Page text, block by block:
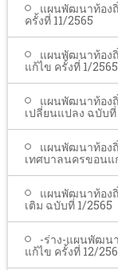
แผนพัฒนาท้อง
ครั้งที่ 11/2565
แผนพัฒนาท้อง
แก้ไข ครั้งที่ 1/2565
แผนพัฒนาท้อง
เปลี่ยนแปลง ฉบับที่
แผนพัฒนาท้องถิ่
เทศบาลนครขอนแ
แผนพัฒนาท้อง
เติม ฉบับที่ 1/2565
-ร่าง-แผนพัฒน
แก้ไข ครั้งที่ 12/